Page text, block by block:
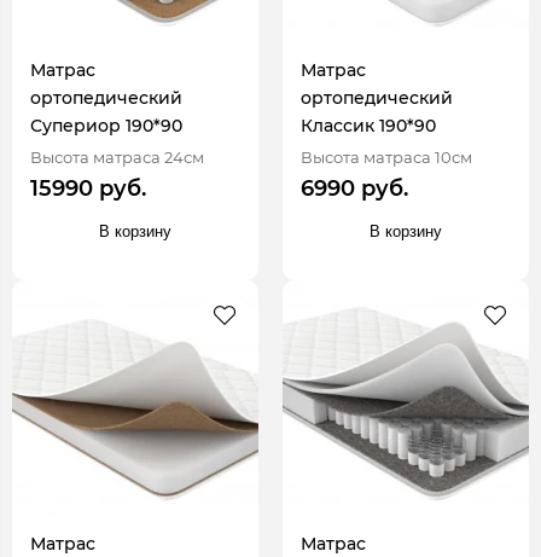
Матрас
ортопедический
Супериор 190*90
Высота матраса 24см
15990 руб.
В корзину
Матрас
ортопедический
Классик 190*90
Высота матраса 10см
6990 руб.
В корзину
Матрас
Матрас